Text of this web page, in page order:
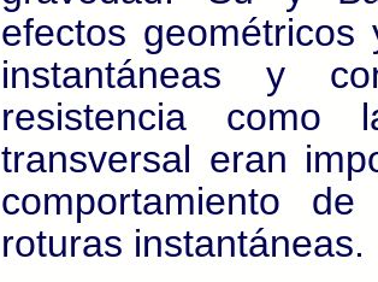
efectos
instantáneas y
resistencia
transversal eran
comportamiento
roturas instantáneas.